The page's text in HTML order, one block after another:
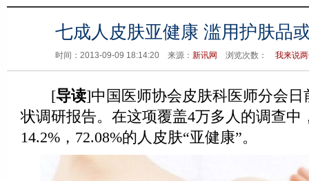
七成人皮肤亚健康 滥用护肤品
时间：2013-09-09 18:14:20 来源： 新讯网 浏览次数： 我来说
[导读]中国医师协会皮肤科医师分会
状调研报告。在这项覆盖4万多人的调查中
14.2%，72.08%的人皮肤“亚健康”。